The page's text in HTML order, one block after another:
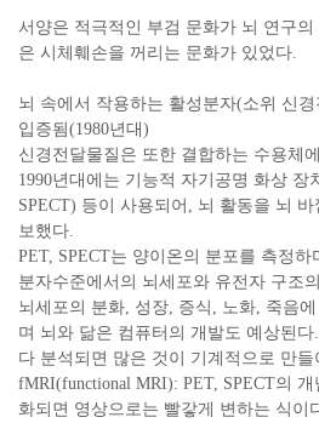
서양은 적극적인 부검 문화가 뇌 연구
은 시체훼손을 꺼리는 문화가 있었다.
뇌 속에서 작용하는 활성분자(소위 신
입증됨(1980년대)
신경전달물질은 또한 결합하는 수용체
1990년대에는 기능적 자기공명 화상 장
SPECT) 등이 사용되어, 뇌 활동을 뇌
보했다.
PET, SPECT는 양이온의 분포를 측정
분자수준에서의 뇌세포와 유전자 구조
뇌세포의 분화, 성장, 증식, 노화, 죽음
며 뇌와 닮은 컴퓨터의 개발도 예상된다.
다 분석되면 많은 것이 기계적으로 만
fMRI(functional MRI): PET, SPECT의
화되면 영상으로는 빨갛게 변하는 식이